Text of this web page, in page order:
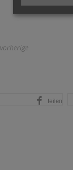
vorherige
teilen